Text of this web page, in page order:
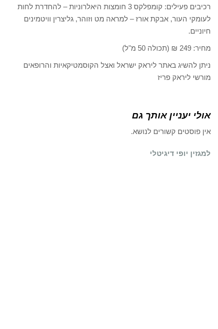
רכיבים פעילים: קומפלקס 3 חומצות היאלרוניות – להחדרת לחות
לעומקי העור, אבקת אורז – למראה מט וזוהר, גליצרין וויטמינים
חיוניים.
מחיר: 249 ₪ (תכולה 50 מ"ל)
ניתן להשיג באתר ליראק ישראל ואצל הקוסמטיקאיות והרופאים
מורשי ליראק פריז
אולי יעניין אותך גם
אין פוסטים קשורים לנושא.
למגזין יופי דיגיטלי